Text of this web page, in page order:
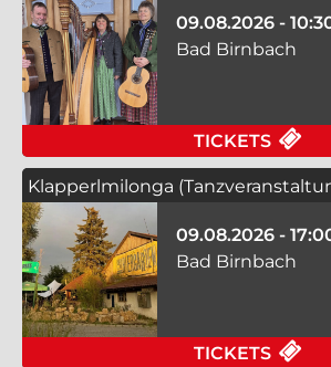
09.08.2026 -
Bad Birnbach
TICKETS
Klapperlmilonga
Nuevo
09.08.2026 -
Bad Birnbach
TICKETS